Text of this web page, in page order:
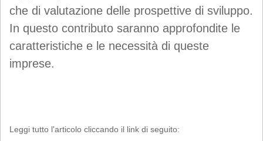
che di valutazione delle prospettive di sviluppo.
In questo contributo saranno approfondite le
caratteristiche e le necessità di queste
imprese.
Leggi tutto l'articolo cliccando il link di seguito: